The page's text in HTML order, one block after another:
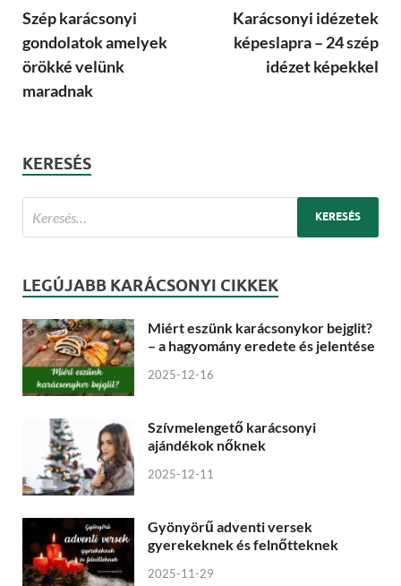
Szép karácsonyi
gondolatok amelyek
örökké velünk
maradnak
Karácsonyi idézetek
képeslapra – 24 szép
idézet képekkel
KERESÉS
LEGÚJABB KARÁCSONYI CIKKEK
Miért eszünk karácsonykor bejglit?
– a hagyomány eredete és jelentése
2025-12-16
Szívmelengető karácsonyi
ajándékok nőknek
2025-12-11
Gyönyörű adventi versek
gyerekeknek és felnőtteknek
2025-11-29